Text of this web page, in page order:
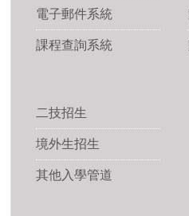
電子郵件系統
課程查詢系統
二技招生
境外生招生
其他入學管道